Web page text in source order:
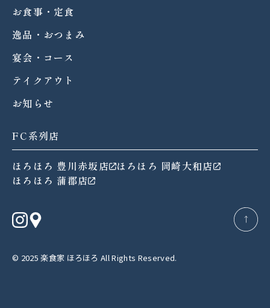
お食事・定食
逸品・おつまみ
宴会・コース
テイクアウト
お知らせ
FC系列店
ほろほろ 豊川赤坂店 ほろほろ 岡崎大和店
ほろほろ 蒲郡店
→
© 2025 楽食家 ほろほろ All Rights Reserved.